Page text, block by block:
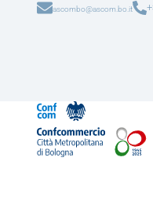
ascombo@ascom.bo.it